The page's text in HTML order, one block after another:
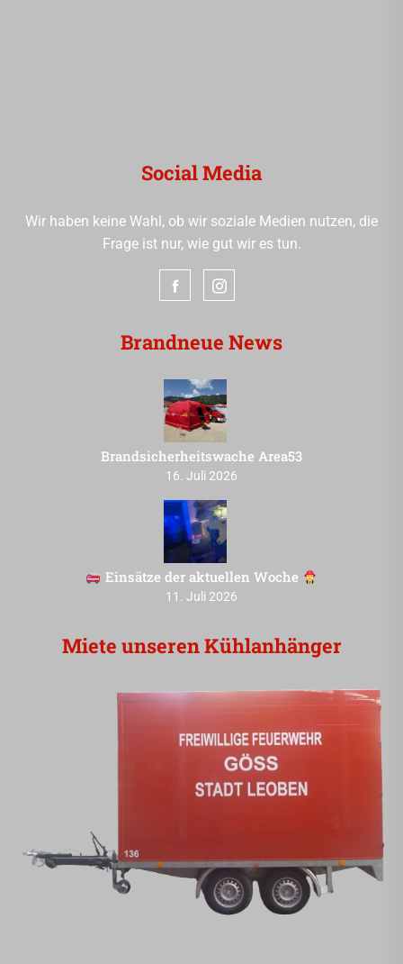
Social Media
Wir haben keine Wahl, ob wir soziale Medien nutzen, die
Frage ist nur, wie gut wir es tun.
Brandneue News
Brandsicherheitswache Area53
16. Juli 2026
Einsätze der aktuellen Woche
11. Juli 2026
Miete unseren Kühlanhänger